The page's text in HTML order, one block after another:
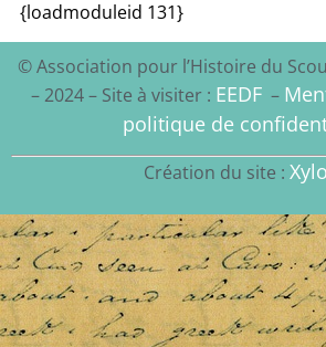
{loadmoduleid 131}
© Association pour l’Histoire du
– 2024 – Site à visiter : EEDF–
politique de
Création du site :